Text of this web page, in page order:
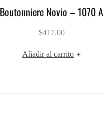
Boutonniere Novio – 1070 A
$417.00
Añadir al carrito +